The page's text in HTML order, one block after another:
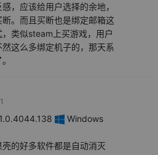
，应该给用户选择的余地，
。而且买断也是绑定邮箱这
类似steam上买游戏，用户
这么多绑定机子的，那天系
Windows
的好多软件都是自动消灭